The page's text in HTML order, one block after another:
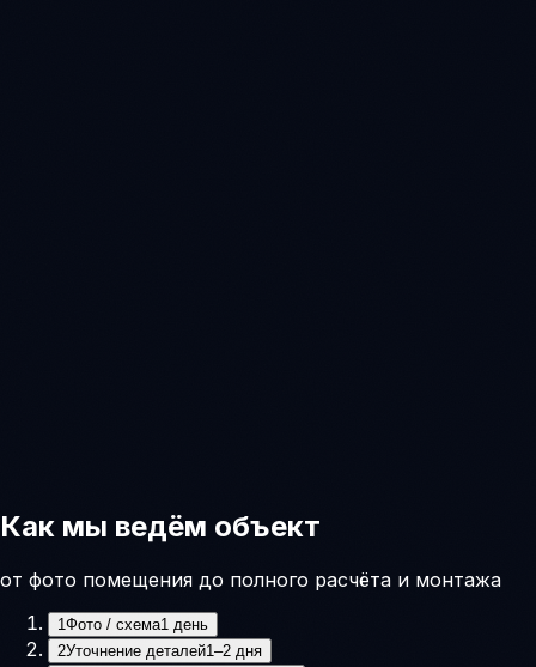
Как мы ведём объект
от фото помещения до полного расчёта и монтажа
1Фото / схема1 день
2Уточнение деталей1–2 дня